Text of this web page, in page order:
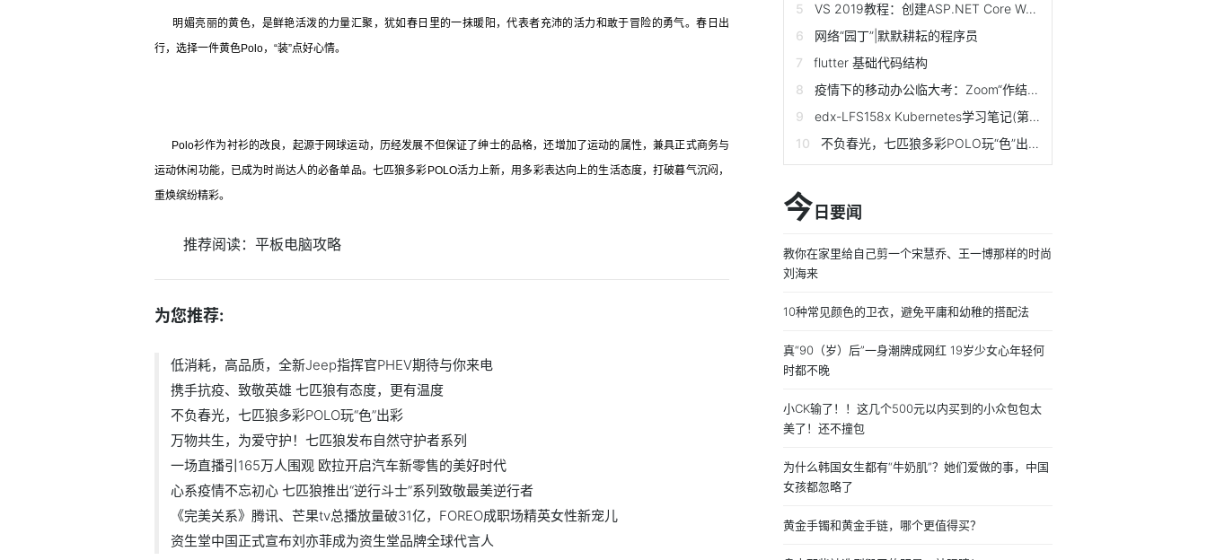
明媚亮丽的黄色，是鲜艳活泼的力量汇聚，犹如春日里的一抹暖阳，代表者充沛的活力和敢于冒险的勇气。春日出
行，选择一件黄色Polo，“装”点好心情。
Polo衫作为衬衫的改良，起源于网球运动，历经发展不但保证了绅士的品格，还增加了运动的属性，兼具正式商务与
运动休闲功能，已成为时尚达人的必备单品。七匹狼多彩POLO活力上新，用多彩表达向上的生活态度，打破暮气沉闷，
重焕缤纷精彩。
推荐阅读： 平板电脑攻略
为您推荐:
低消耗，高品质，全新Jeep指挥官PHEV期待与你来电
携手抗疫、致敬英雄 七匹狼有态度，更有温度
不负春光，七匹狼多彩POLO玩“色”出彩
万物共生，为爱守护！七匹狼发布自然守护者系列
一场直播引165万人围观 欧拉开启汽车新零售的美好时代
心系疫情不忘初心 七匹狼推出“逆行斗士”系列致敬最美逆行者
《完美关系》腾讯、芒果tv总播放量破31亿，FOREO成职场精英女性新宠儿
资生堂中国正式宣布刘亦菲成为资生堂品牌全球代言人
VS 2019教程：创建ASP.NET Core Web App
网络“园丁”|默默耕耘的程序员
flutter 基础代码结构
疫情下的移动办公临大考：Zoom“作结自缚”钉钉、微信难挑大梁
edx-LFS158x Kubernetes学习笔记(第八章)
不负春光，七匹狼多彩POLO玩“色”出彩
今 日要闻
教你在家里给自己剪一个宋慧乔、王一博那样的时尚
刘海来
10种常见颜色的卫衣，避免平庸和幼稚的搭配法
真“90（岁）后”一身潮牌成网红 19岁少女心年轻何
时都不晚
小CK输了！！这几个500元以内买到的小众包包太
美了！还不撞包
为什么韩国女生都有“牛奶肌”？她们爱做的事，中国
女孩都忽略了
黄金手镯和黄金手链，哪个更值得买？